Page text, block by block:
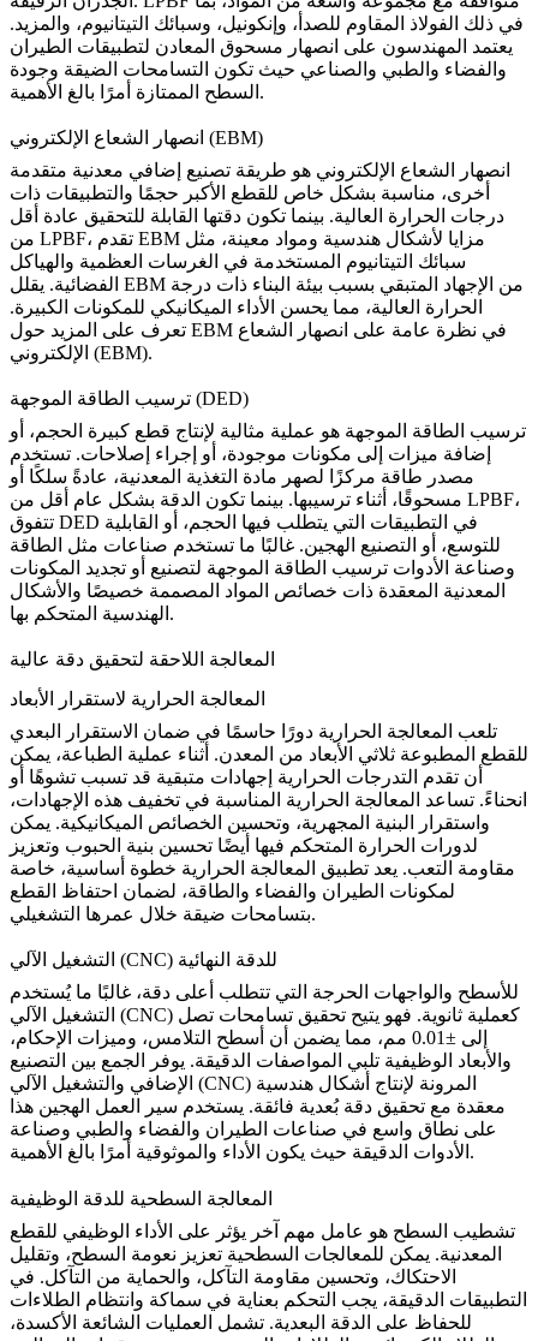
في ذلك الفولاذ المقاوم للصدأ، وإنكونيل، وسبائك التيتانيوم، والمزيد.
يعتمد المهندسون على انصهار مسحوق المعادن لتطبيقات الطيران
والفضاء والطبي والصناعي حيث تكون التسامحات الضيقة وجودة
السطح الممتازة أمرًا بالغ الأهمية.
انصهار الشعاع الإلكتروني (EBM)
انصهار الشعاع الإلكتروني هو طريقة تصنيع إضافي معدنية متقدمة
أخرى، مناسبة بشكل خاص للقطع الأكبر حجمًا والتطبيقات ذات
درجات الحرارة العالية. بينما تكون دقتها القابلة للتحقيق عادة أقل
من LPBF، تقدم EBM مزايا لأشكال هندسية ومواد معينة، مثل
سبائك التيتانيوم المستخدمة في الغرسات العظمية والهياكل
الفضائية. يقلل EBM من الإجهاد المتبقي بسبب بيئة البناء ذات درجة
الحرارة العالية، مما يحسن الأداء الميكانيكي للمكونات الكبيرة.
تعرف على المزيد حول EBM في نظرة عامة على انصهار الشعاع
الإلكتروني (EBM).
ترسيب الطاقة الموجهة (DED)
ترسيب الطاقة الموجهة هو عملية مثالية لإنتاج قطع كبيرة الحجم، أو
إضافة ميزات إلى مكونات موجودة، أو إجراء إصلاحات. تستخدم
مصدر طاقة مركزًا لصهر مادة التغذية المعدنية، عادةً سلكًا أو
مسحوقًا، أثناء ترسيبها. بينما تكون الدقة بشكل عام أقل من LPBF،
تتفوق DED في التطبيقات التي يتطلب فيها الحجم، أو القابلية
للتوسع، أو التصنيع الهجين. غالبًا ما تستخدم صناعات مثل الطاقة
وصناعة الأدوات ترسيب الطاقة الموجهة لتصنيع أو تجديد المكونات
المعدنية المعقدة ذات خصائص المواد المصممة خصيصًا والأشكال
الهندسية المتحكم بها.
المعالجة اللاحقة لتحقيق دقة عالية
المعالجة الحرارية لاستقرار الأبعاد
تلعب المعالجة الحرارية دورًا حاسمًا في ضمان الاستقرار البعدي
للقطع المطبوعة ثلاثي الأبعاد من المعدن. أثناء عملية الطباعة، يمكن
أن تقدم التدرجات الحرارية إجهادات متبقية قد تسبب تشوهًا أو
انحناءً. تساعد المعالجة الحرارية المناسبة في تخفيف هذه الإجهادات،
واستقرار البنية المجهرية، وتحسين الخصائص الميكانيكية. يمكن
لدورات الحرارة المتحكم فيها أيضًا تحسين بنية الحبوب وتعزيز
مقاومة التعب. يعد تطبيق المعالجة الحرارية خطوة أساسية، خاصة
لمكونات الطيران والفضاء والطاقة، لضمان احتفاظ القطع
بتسامحات ضيقة خلال عمرها التشغيلي.
التشغيل الآلي (CNC) للدقة النهائية
للأسطح والواجهات الحرجة التي تتطلب أعلى دقة، غالبًا ما يُستخدم
التشغيل الآلي (CNC) كعملية ثانوية. فهو يتيح تحقيق تسامحات تصل
إلى ±0.01 مم، مما يضمن أن أسطح التلامس، وميزات الإحكام،
والأبعاد الوظيفية تلبي المواصفات الدقيقة. يوفر الجمع بين التصنيع
الإضافي و التشغيل الآلي (CNC)
معقدة مع تحقيق دقة بُعدية فائقة. يستخدم سير العمل الهجين هذا
على نطاق واسع في صناعات الطيران والفضاء والطبي وصناعة
الأدوات الدقيقة حيث يكون الأداء والموثوقية أمرًا بالغ الأهمية.
المعالجة السطحية للدقة الوظيفية
تشطيب السطح هو عامل مهم آخر يؤثر على الأداء الوظيفي للقطع
المعدنية. يمكن للمعالجات السطحية تعزيز نعومة السطح، وتقليل
الاحتكاك، وتحسين مقاومة التآكل، والحماية من التآكل. في
التطبيقات الدقيقة، يجب التحكم بعناية في سماكة وانتظام الطلاءات
للحفاظ على الدقة البعدية. تشمل العمليات الشائعة الأكسدة،